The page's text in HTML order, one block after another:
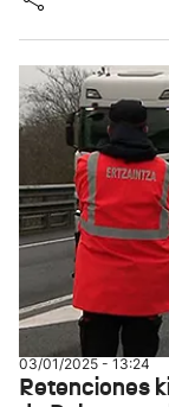
03/01/2025 - 13:24
Retenciones